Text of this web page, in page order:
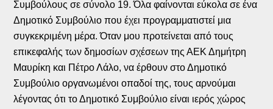
Συμβούλους σε σύνολο 19. Όλα φαίνονται εύκολα σε ένα
Δημοτικό Συμβούλιο που έχει προγραμματιστεί μια
συγκεκριμένη μέρα. Όταν μου προτείνεται από τους
επικεφαλής των δημοσίων σχέσεων της ΑΕΚ Δημήτρη
Μαυρίκη και Πέτρο Λάλο, να έρθουν στο Δημοτικό
Συμβούλιο οργανωμένοι οπαδοί της, τους αρνούμαι
λέγοντας ότι το Δημοτικό Συμβούλιο είναι ιερός χώρος